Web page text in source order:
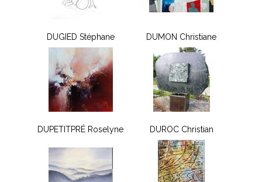
DUGIED Stéphane DUMON Christiane
DUPETITPRÉ Roselyne DUROC Christian